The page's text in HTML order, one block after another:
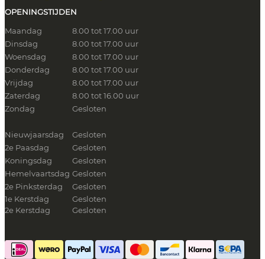
OPENINGSTIJDEN
Maandag
8.00 tot 17.00 uur
Dinsdag
8.00 tot 17.00 uur
Woensdag
8.00 tot 17.00 uur
Donderdag
8.00 tot 17.00 uur
Vrijdag
8.00 tot 17.00 uur
Zaterdag
8.00 tot 16.00 uur
Zondag
Gesloten
Nieuwjaarsdag
Gesloten
2e Paasdag
Gesloten
Koningsdag
Gesloten
Hemelvaartsdag Gesloten
2e Pinksterdag
Gesloten
1e Kerstdag
Gesloten
2e Kerstdag
Gesloten